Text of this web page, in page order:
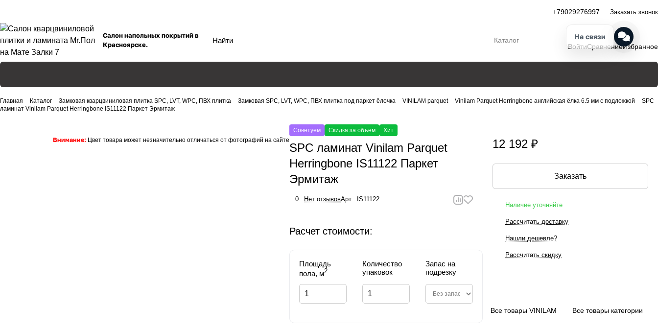
+79029276997 Заказать звонок
Салон напольных покрытий в
Красноярске.
Каталог
ВойтиСравнениеИзбранное
Главная Каталог Замковая кварцвиниловая плитка SPC, LVT, WPC, ПВХ плитка Замковая SPC, LVT, WPC, ПВХ плитка под паркет ёлочка VINILAM parquet Vinilam Parquet Herringbone английская ёлка 6.5 мм с подложкой
SPC
ламинат Vinilam Parquet Herringbone IS11122 Паркет Эрмитаж
Внимание: Цвет товара может незначительно отличаться от фотографий на сайте
Советуем Скидка за объем Хит
SPC ламинат Vinilam Parquet
Herringbone IS11122 Паркет
Эрмитаж
0 Нет отзывовАрт. IS11122
Расчет стоимости:
Площадь
пола, м2
Количество
упаковок
Запас на
подрезку
12 192 ₽
Заказать
Наличие уточняйте
Рассчитать доставку
Нашли дешевле?
Рассчитать скидку
Все товары VINILAM Все товары категории
На связи